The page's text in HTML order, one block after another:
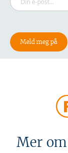
Mer